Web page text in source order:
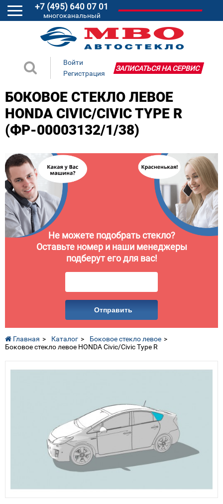
+7 (495) 640 07 01
многоканальный
Войти
Регистрация
ЗАПИСАТЬСЯ НА СЕРВИС
БОКОВОЕ СТЕКЛО ЛЕВОЕ
HONDA CIVIC/CIVIC TYPE R
(ФР-00003132/1/38)
Не можете подобрать стекло?
Оставьте номер и наши менеджеры
подберут его для вас!
Отправить
Главная Каталог
Боковое стекло левое
Боковое стекло левое HONDA Civic/Civic Type R